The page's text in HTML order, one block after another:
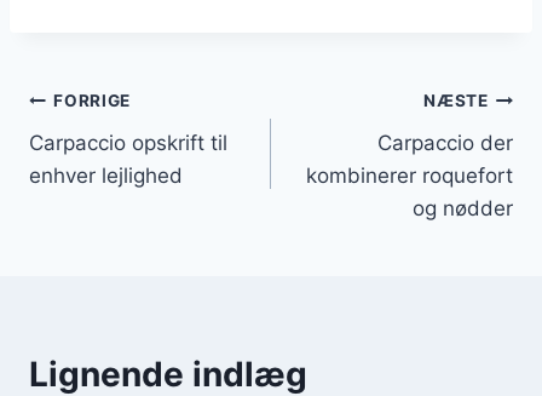
Indlægsnavigation
FORRIGE
Carpaccio opskrift til
enhver lejlighed
NÆSTE
Carpaccio der
kombinerer roquefort
og nødder
Lignende indlæg